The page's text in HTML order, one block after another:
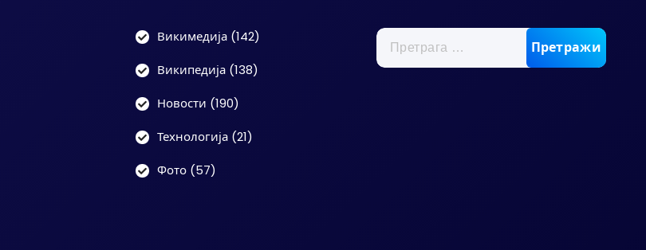
Викимедија (142)
Википедија (138)
Новости (190)
Технологија (21)
Фото (57)
Претрага